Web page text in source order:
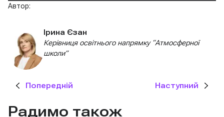
Автор:
Ірина Єзан
Керівниця освітнього напрямку “Атмосферної
школи”
Попередній Наступний
Радимо також